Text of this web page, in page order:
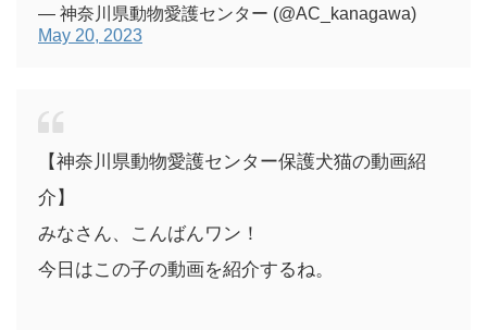
— 神奈川県動物愛護センター (@AC_kanagawa)
May 20, 2023
【神奈川県動物愛護センター保護犬猫の動画紹
介】
みなさん、こんばんワン！
今日はこの子の動画を紹介するね。